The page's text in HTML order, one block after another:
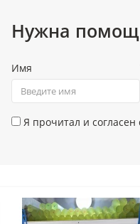
Нужна
Имя
Я прочитал и согласен